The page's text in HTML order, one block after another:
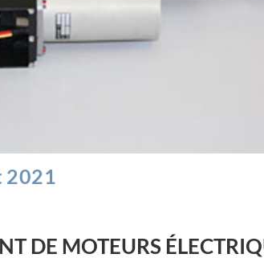
2021
DE MOTEURS